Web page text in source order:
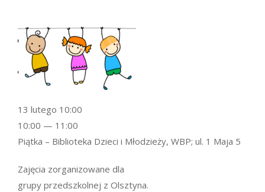
Zajęcia zorganizowane dla
grupy przedszkolnej z Olsztyna.
13 lutego 10:00
10:00 — 11:00
Piątka – Biblioteka Dzieci i Młodzieży, WBP; ul. 1 Maja 5